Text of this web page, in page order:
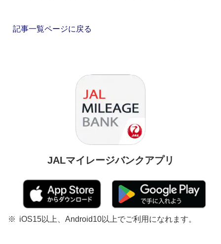
記事一覧ページに戻る
JALマイレージバンクアプリ
iOS15以上、Android10以上でご利用になれます。